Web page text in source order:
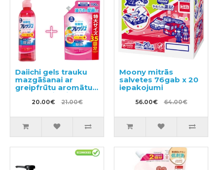
Daiichi gels trauku
mazgāšanai ar
greipfrūtu aromātu
250ml + pildviela
700ml20.00€ 21.00€
Moony mitrās
salvetes 76gab x 20
iepakojumi
56.00€ 64.00€